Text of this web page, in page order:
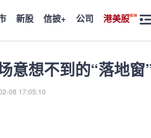
新股 信披+ 公司 港美股
意想不到的“落地窗
08 17:05:10